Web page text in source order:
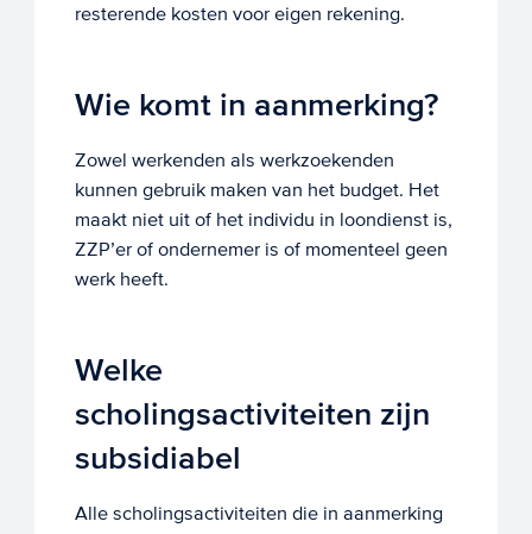
resterende kosten voor eigen rekening.
Wie komt in aanmerking?
Zowel werkenden als werkzoekenden
kunnen gebruik maken van het budget. Het
maakt niet uit of het individu in loondienst is,
ZZP’er of ondernemer is of momenteel geen
werk heeft.
Welke
scholingsactiviteiten zijn
subsidiabel
Alle scholingsactiviteiten die in aanmerking